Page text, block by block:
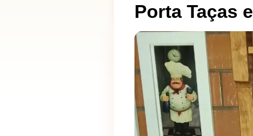
Porta Taças